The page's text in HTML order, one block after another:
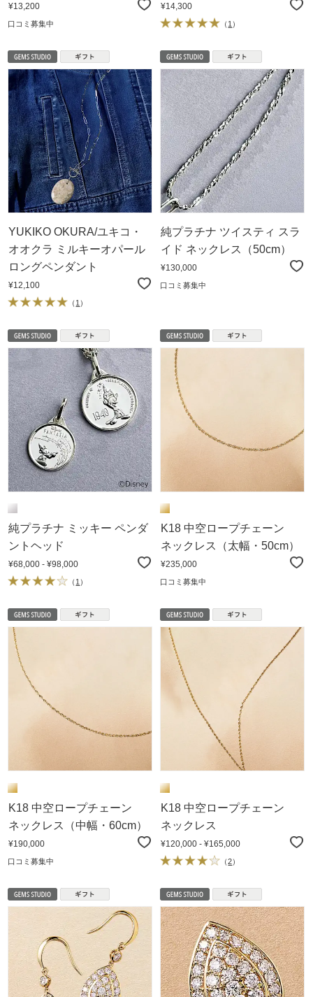
¥13,200
口コミ募集中
¥14,300
（ 1 ）
YUKIKO OKURA/ユキコ・
オオクラ ミルキーオパール
ロングペンダント
¥12,100
（ 1 ）
純プラチナ ツイスティ スラ
イド ネックレス（50cm）
¥130,000
口コミ募集中
純プラチナ ミッキー ペンダ
ントヘッド
¥68,000 - ¥98,000
（ 1 ）
K18 中空ロープチェーン
ネックレス（太幅・50cm）
¥235,000
口コミ募集中
K18 中空ロープチェーン
ネックレス（中幅・60cm）
¥190,000
口コミ募集中
K18 中空ロープチェーン
ネックレス
¥120,000 - ¥165,000
（2）